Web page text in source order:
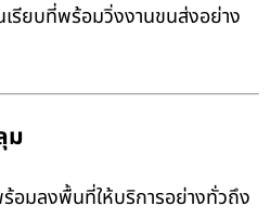
รียบที่พร้อมวิ่งงานขนส่งอย่าง
ม
อมลงพื้นที่ให้บริการอย่างทั่วถึง